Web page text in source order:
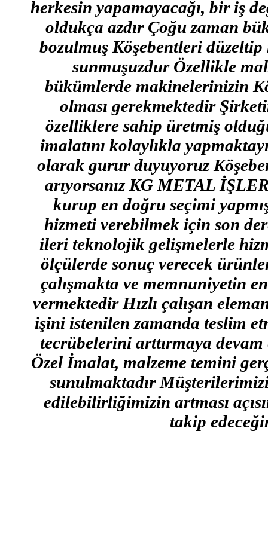
herkesin yapamayacağı, bir iş
oldukça azdır Çoğu zaman
bozulmuş Köşebentleri düzeltip
sunmuşuzdur Özellikle
bükümlerde makinelerinizin
olması gerekmektedir
özelliklere sahip üretmiş
imalatını kolaylıkla
olarak gurur duyuyoruz
arıyorsanız KG METAL
kurup en doğru seçimi
hizmeti verebilmek için son
ileri teknolojik gelişmelerle
ölçülerde sonuç verecek
çalışmakta ve memnuniyetin
vermektedir Hızlı çalışan
işini istenilen zamanda teslim
tecrübelerini arttırmaya
Özel İmalat, malzeme temini
sunulmaktadır
edilebilirliğimizin artması
takip